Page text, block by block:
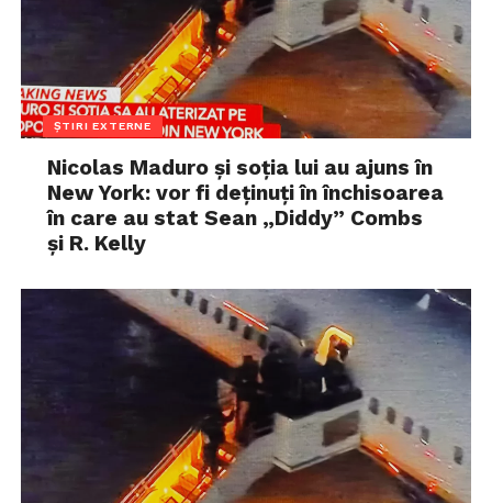
ȘTIRI EXTERNE
Nicolas Maduro și soția lui au ajuns în
New York: vor fi deținuți în închisoarea
în care au stat Sean „Diddy” Combs
și R. Kelly